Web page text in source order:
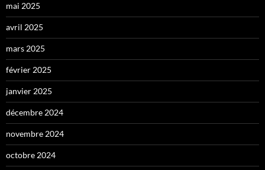
mai 2025
avril 2025
mars 2025
février 2025
janvier 2025
décembre 2024
novembre 2024
octobre 2024